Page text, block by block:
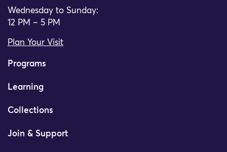
Wednesday to Sunday:
12 PM – 5 PM
Plan Your Visit
Programs
Learning
Collections
Join & Support